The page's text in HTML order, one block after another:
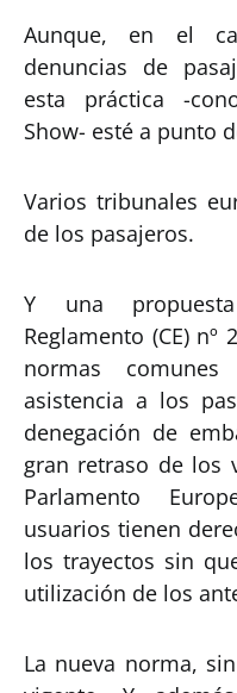
Aunque, en el
denuncias de
esta práctica -
Show- esté a punto
Varios tribunales
de los pasajeros.
Y una
Reglamento (CE) nº
normas
asistencia a los
denegación de
gran retraso de los
Parlamento
usuarios tienen
los trayectos sin
utilización de los
La nueva norma,